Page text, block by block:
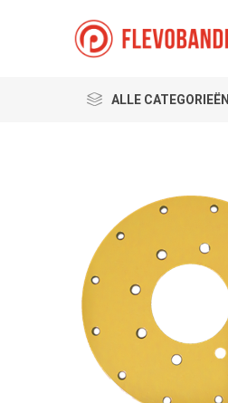
ALLE CATEGORIEËN